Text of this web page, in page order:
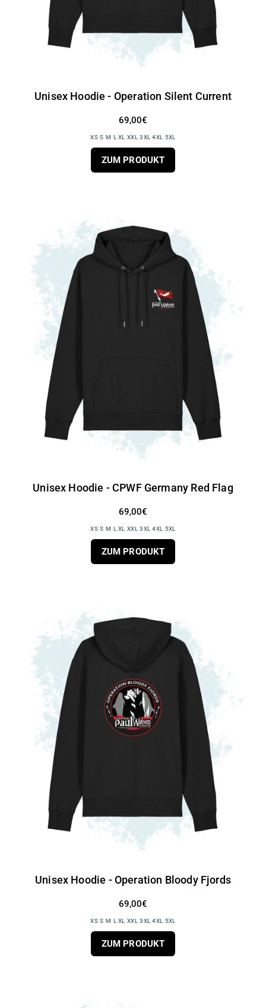
Unisex Hoodie - Operation Silent Current
69,00€
XS S M L XL XXL 3XL 4XL 5XL
ZUM PRODUKT
Unisex Hoodie - CPWF Germany Red Flag
69,00€
XS S M L XL XXL 3XL 4XL 5XL
ZUM PRODUKT
Unisex Hoodie - Operation Bloody Fjords
69,00€
XS S M L XL XXL 3XL 4XL 5XL
ZUM PRODUKT